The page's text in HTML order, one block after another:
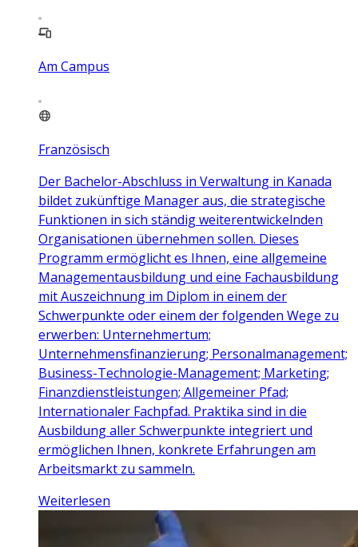
Am Campus
Französisch
Der Bachelor-Abschluss in Verwaltung in Kanada
bildet zukünftige Manager aus, die strategische
Funktionen in sich ständig weiterentwickelnden
Organisationen übernehmen sollen. Dieses
Programm ermöglicht es Ihnen, eine allgemeine
Managementausbildung und eine Fachausbildung
mit Auszeichnung im Diplom in einem der
Schwerpunkte oder einem der folgenden Wege zu
erwerben: Unternehmertum;
Unternehmensfinanzierung; Personalmanagement;
Business-Technologie-Management; Marketing;
Finanzdienstleistungen; Allgemeiner Pfad;
Internationaler Fachpfad. Praktika sind in die
Ausbildung aller Schwerpunkte integriert und
ermöglichen Ihnen, konkrete Erfahrungen am
Arbeitsmarkt zu sammeln.
Weiterlesen